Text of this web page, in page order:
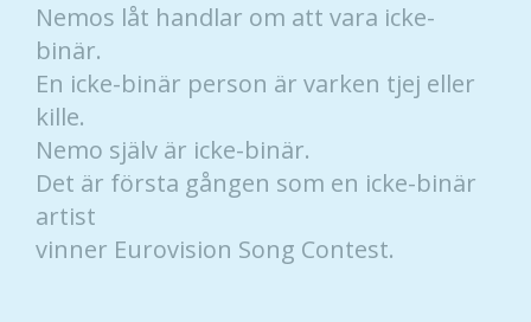
Nemos låt handlar om att vara icke-
binär.
En icke-binär person är varken tjej eller
kille.
Nemo själv är icke-binär.
Det är första gången som en icke-binär
artist
vinner Eurovision Song Contest.